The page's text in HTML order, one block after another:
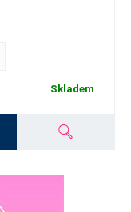
Skladem